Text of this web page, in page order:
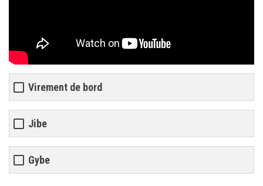
Virement de bord
Jibe
Gybe